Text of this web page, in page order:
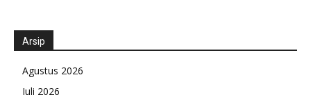
Arsip
Agustus 2026
Juli 2026